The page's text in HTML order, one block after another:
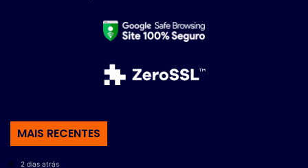
MAIS RECENTES
2 dias atrás